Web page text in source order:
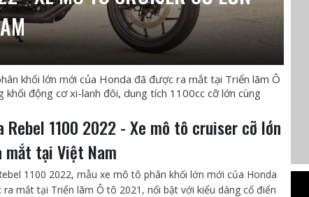
khối lớn mới của Honda đã được ra mắt tại Triển lãm Ô
động cơ xi-lanh đôi, dung tích 1100cc cỡ lớn cùng
Rebel 1100 2022 - Xe mô tô cruiser cỡ lớn
mắt tại Việt Nam
1100 2022, mẫu xe mô tô phân khối lớn mới của Honda
mắt tại Triển lãm Ô tô 2021, nổi bật với kiểu dáng cổ điển